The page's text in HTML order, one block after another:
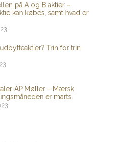
på A og B aktier –
kan købes, samt hvad er
Trin for trin
AP Møller – Mærsk
er marts.